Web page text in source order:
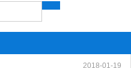
2018-01-19